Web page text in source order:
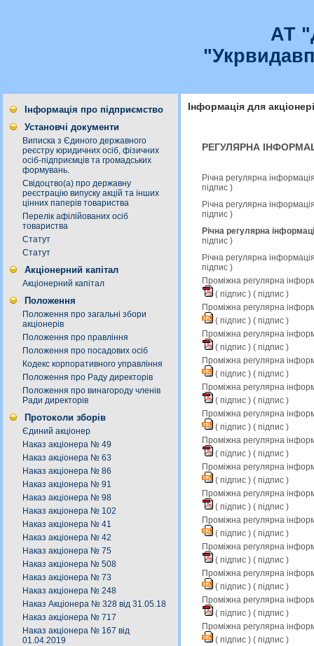
АТ
Інформація про підприємство
Установчі документи
Виписка з Єдиного державного
реєстру юридичних осіб, фізичних
осіб-підприємців та громадських
формувань.
Свідоцтво(а) про державну
реєстрацію випуску акцій та інших
цінних паперів товариства
Перелік афілійованих осіб
товариства
Статут
Статут
Акціонерний капітал
Акціонерний капітал
Положення
Положення про загальні збори
акціонерів
Положення про правління
Положення про посадових осіб
Кодекс корпоративного управління
Положення про Раду директорів
Положення про винагороду членів
Ради директорів
Протоколи зборів
Єдиний акціонер
Наказ акціонера № 49
Наказ акціонера № 63
Наказ акціонера № 86
Наказ акціонера № 91
Наказ акціонера № 98
Наказ акціонера № 102
Наказ акціонера № 41
Наказ акціонера № 42
Наказ акціонера № 75
Наказ акціонера № 508
Наказ акціонера № 73
Наказ акціонера № 248
Наказ Акціонера № 328 від 31.05.18
Наказ акціонера № 717
Наказ акціонера № 167 від
01.04.2019
Інформація для
РЕГУЛЯРНА
Річна регулярна
підпис )
Річна регулярна
підпис )
Річна регулярна
підпис )
Річна регулярна
підпис )
Проміжна регулярна
( підпис ) ( підпис )
Проміжна регулярна
( підпис ) ( підпис )
Проміжна регулярна
( підпис ) ( підпис )
Проміжна регулярна
( підпис ) ( підпис )
Проміжна регулярна
( підпис ) ( підпис )
Проміжна регулярна
( підпис ) ( підпис )
Проміжна регулярна
( підпис ) ( підпис )
Проміжна регулярна
( підпис ) ( підпис )
Проміжна регулярна
( підпис ) ( підпис )
Проміжна регулярна
( підпис ) ( підпис )
Проміжна регулярна
( підпис ) ( підпис )
Проміжна регулярна
( підпис ) ( підпис )
Проміжна регулярна
( підпис ) ( підпис )
Проміжна регулярна
( підпис ) ( підпис )